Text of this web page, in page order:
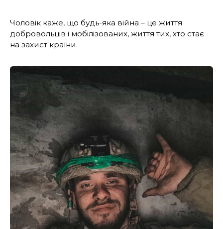
Чоловік каже, що будь-яка війна – це життя
добровольців і мобілізованих, життя тих, хто стає
на захист країни.